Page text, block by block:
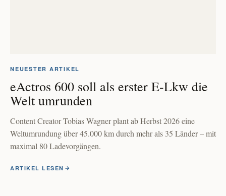
NEUESTER ARTIKEL
eActros 600 soll als erster E-Lkw die
Welt umrunden
Content Creator Tobias Wagner plant ab Herbst 2026 eine
Weltumrundung über 45.000 km durch mehr als 35 Länder – mit
maximal 80 Ladevorgängen.
ARTIKEL LESEN